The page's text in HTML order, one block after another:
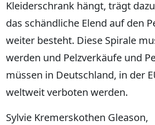
Kleiderschrank hängt, trägt
das schändliche Elend auf den
weiter besteht. Diese Spirale
werden und Pelzverkäufe und
müssen in Deutschland, in der
weltweit verboten werden.
Sylvie Kremerskothen Gleason,